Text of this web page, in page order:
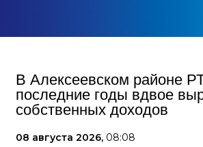
В Алексеевском районе
последние годы вдвое
собственных доходов
08 августа 2026, 08:08